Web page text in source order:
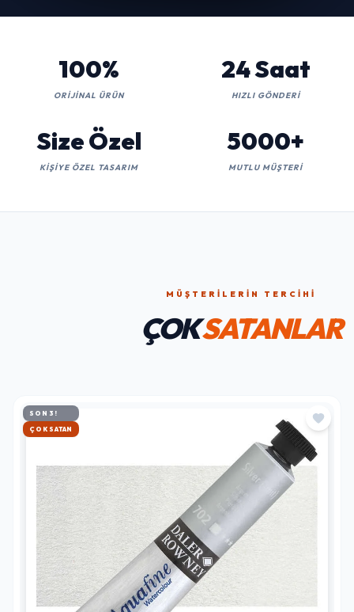
100%
ORIJINAL ÜRÜN
24 Saat
HIZLI GÖNDERI
Size Özel
KIŞIYE ÖZEL TASARIM
5000+
MUTLU MÜŞTERI
MÜŞTERILERIN TERCIHI
ÇOKSATANLAR
SON 3!
HIZLI KARGO